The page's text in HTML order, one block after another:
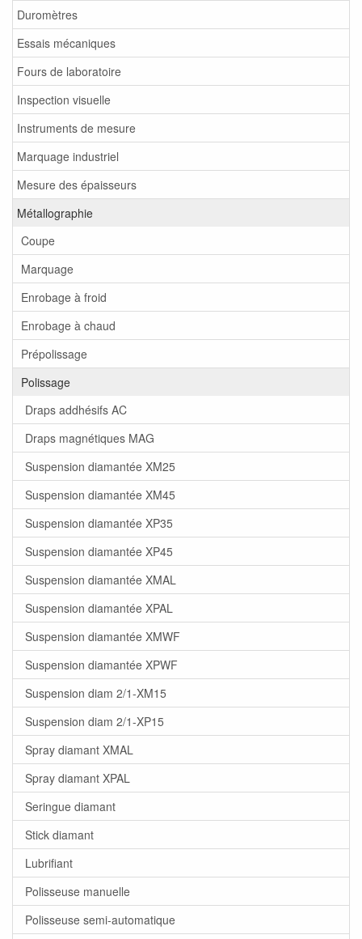
Duromètres
Essais mécaniques
Fours de laboratoire
Inspection visuelle
Instruments de mesure
Marquage industriel
Mesure des épaisseurs
Métallographie
Coupe
Marquage
Enrobage à froid
Enrobage à chaud
Prépolissage
Polissage
Draps addhésifs AC
Draps magnétiques MAG
Suspension diamantée XM25
Suspension diamantée XM45
Suspension diamantée XP35
Suspension diamantée XP45
Suspension diamantée XMAL
Suspension diamantée XPAL
Suspension diamantée XMWF
Suspension diamantée XPWF
Suspension diam 2/1-XM15
Suspension diam 2/1-XP15
Spray diamant XMAL
Spray diamant XPAL
Seringue diamant
Stick diamant
Lubrifiant
Polisseuse manuelle
Polisseuse semi-automatique